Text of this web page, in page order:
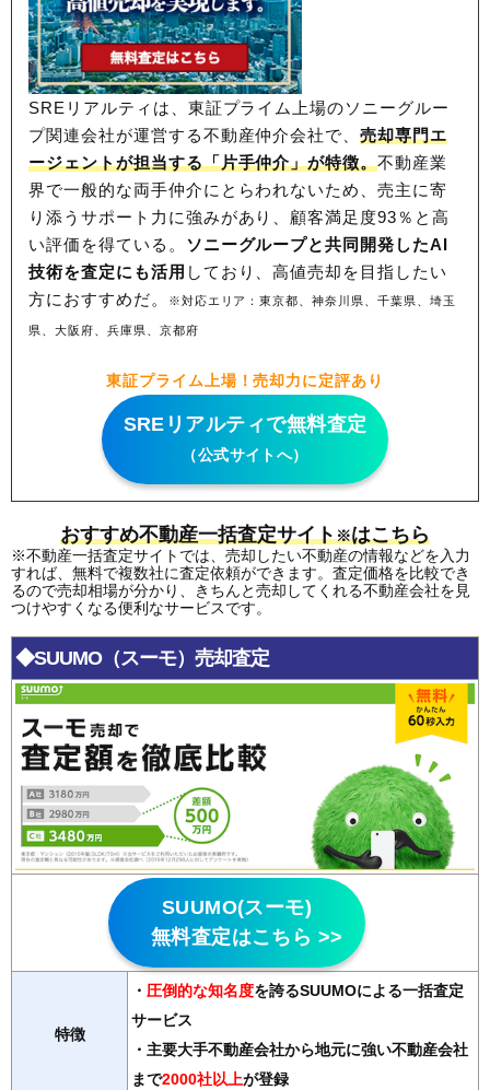
SREリアルティは、東証プライム上場のソニーグルー
プ関連会社が運営する不動産仲介会社で、売却専門エ
ージェントが担当する「片手仲介」が特徴。不動産業
界で一般的な両手仲介にとらわれないため、売主に寄
り添うサポート力に強みがあり、顧客満足度93％と高
い評価を得ている。 ソニーグループと共同開発したAI
技術を査定にも活用 しており、高値売却を目指したい
方におすすめだ。
※対応エリア：東京都、神奈川県、千葉県、埼玉
県、大阪府、兵庫県、京都府
東証プライム上場！売却力に定評あり
SREリアルティで無料査定
（公式サイトへ）
おすすめ不動産一括査定サイト※はこちら
※不動産一括査定サイトでは、売却したい不動産の情報などを入力
すれば、無料で複数社に査定依頼ができます。査定価格を比較でき
るので売却相場が分かり、きちんと売却してくれる不動産会社を見
つけやすくなる便利なサービスです。
◆SUUMO（スーモ）売却査定
SUUMO(スーモ)
無料査定はこちら >>
特徴
・ 圧倒的な知名度を誇るSUUMOによる一括査定
サービス
・主要大手不動産会社から地元に強い不動産会社
まで2000社以上が登録